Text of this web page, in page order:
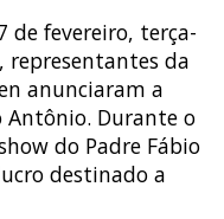
de fevereiro, terça-
representantes da
anunciaram a
Antônio. Durante o
do Padre Fábio
destinado a